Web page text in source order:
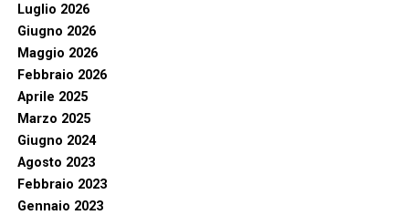
Luglio 2026
Giugno 2026
Maggio 2026
Febbraio 2026
Aprile 2025
Marzo 2025
Giugno 2024
Agosto 2023
Febbraio 2023
Gennaio 2023